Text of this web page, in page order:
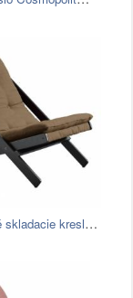
Kávovohnedé skladacie kreslo z bukového…